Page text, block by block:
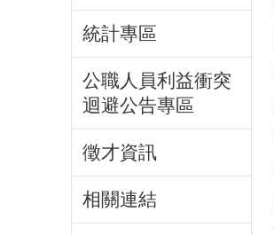
統計專區
公職人員利益衝突
迴避公告專區
徵才資訊
相關連結